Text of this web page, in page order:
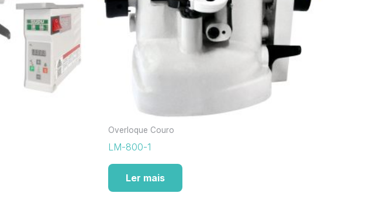
Overloque Couro
LM-800-1
Ler mais